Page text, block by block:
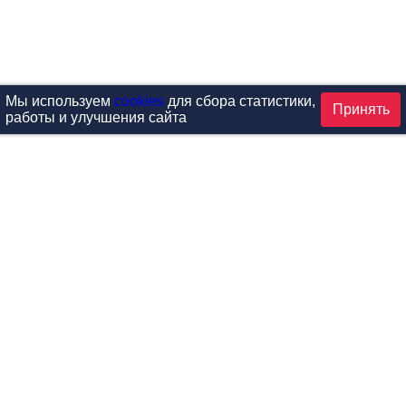
Мы используем cookiesдля сбора статистики,
работы и улучшения сайта
Принять